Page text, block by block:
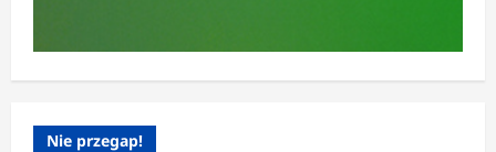
Nie przegap!